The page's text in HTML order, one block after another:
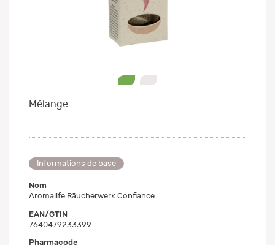
Mélange
Informations de base
Nom
Aromalife Räucherwerk Confiance
EAN/GTIN
7640479233399
Pharmacode